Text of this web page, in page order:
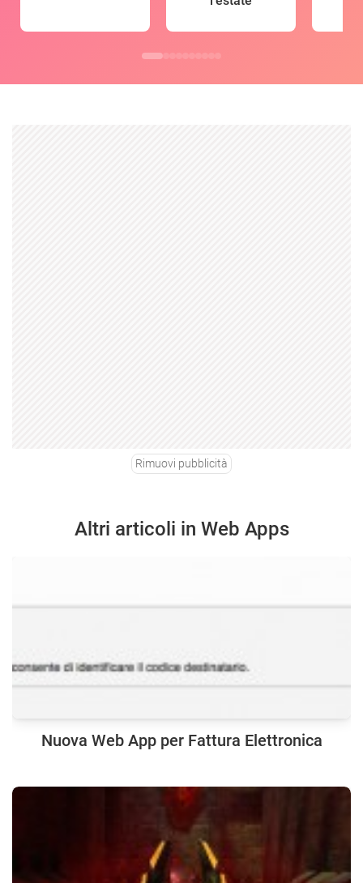
Rimuovi pubblicità
Altri articoli in Web Apps
Nuova Web App per Fattura Elettronica